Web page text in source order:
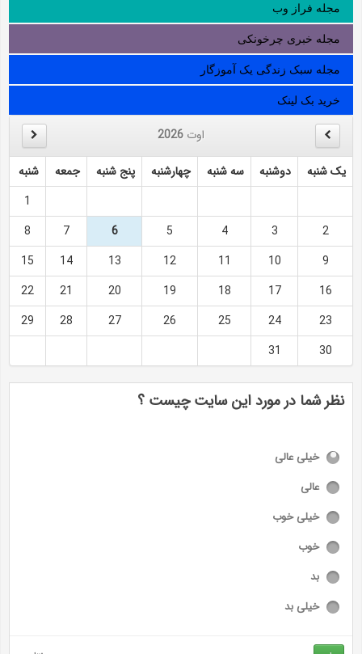
مجله فراز وب
مجله خبری چرخونکی
مجله سبک زندگی یک آموزگار
خرید بک لینک
اوت 2026
یک شنبه دوشنبه سه شنبه چهارشنبه پنج شنبه جمعه
شنبه
1
2
3
4
5
6
7
8
9
10
11
12
13
14
15
16
17
18
19
20
21
22
23
24
25
26
27
28
29
30
31
نظر شما در مورد این سایت چیست ؟
خیلی عالی
عالی
خیلی خوب
خوب
بد
خیلی بد